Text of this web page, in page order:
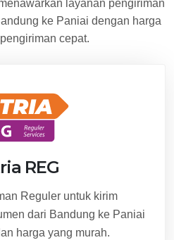
layanan pengiriman
ke Paniai dengan harga
cepat.
REG
Reguler untuk kirim
dari Bandung ke Paniai
harga yang murah.